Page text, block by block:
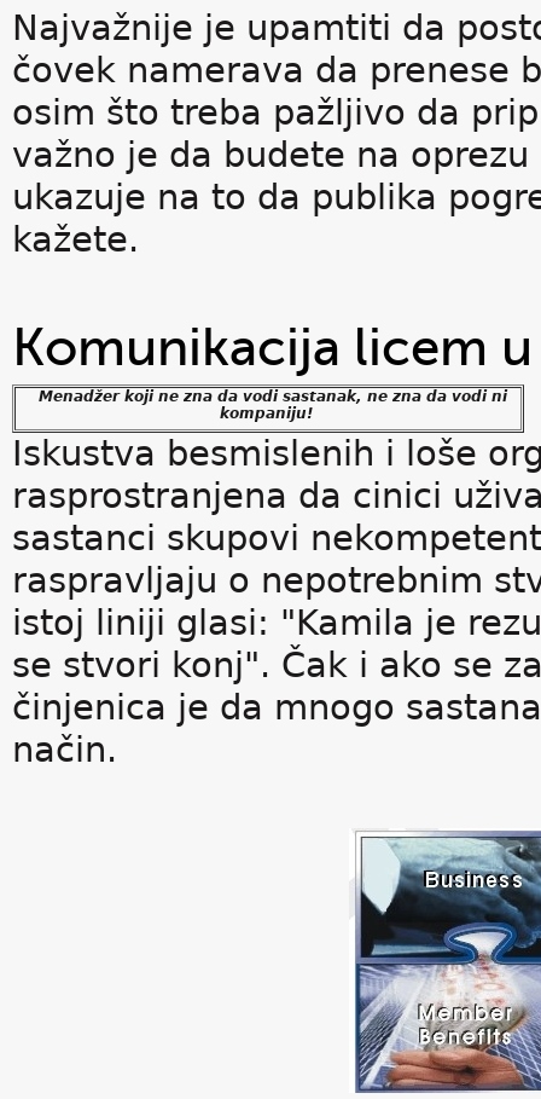
Najvažnije je upamtiti da
čovek namerava da prenese
osim što treba pažljivo da
važno je da budete na
ukazuje na to da publika
kažete.
Komunikacija licem
Menadžer koji ne zna da vodi sastanak, ne zna da vodi ni
kompaniju!
Iskustva besmislenih i loše
rasprostranjena da cinici
sastanci skupovi
raspravljaju o nepotrebnim
istoj liniji glasi: "Kamila je
se stvori konj". Čak i ako se
činjenica je da mnogo
način.